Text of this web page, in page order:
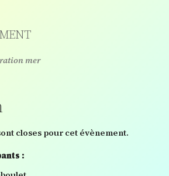
mer
closes pour cet évènement.
: